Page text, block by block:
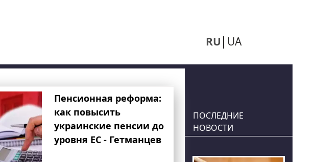
RU UA
Пенсионная реформа:
как повысить
украинские пенсии до
уровня ЕС - Гетманцев
ПОСЛЕДНИЕ
НОВОСТИ